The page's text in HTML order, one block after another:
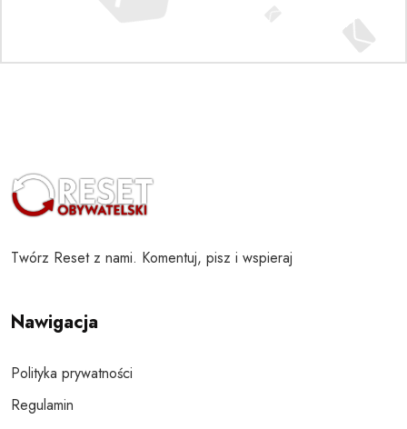
Twórz Reset z nami. Komentuj, pisz i wspieraj
Nawigacja
Polityka prywatności
Regulamin